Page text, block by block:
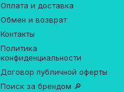
Оплата и доставка
Обмен и возврат
Контакты
Политика
конфиденциальности
Договор публичной оферты
Поиск за брендом 🔎